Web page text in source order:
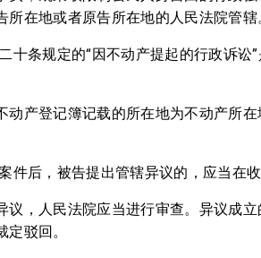
所在地或者原告所在地的人民法院管辖
十条规定的“因不动产提起的行政诉讼
动产登记簿记载的所在地为不动产所
件后，被告提出管辖异议的，应当在
议，人民法院应当进行审查。异议成
驳回。